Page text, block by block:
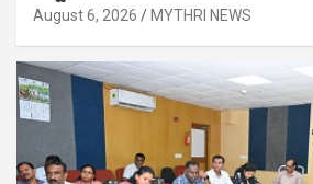
August 6, 2026 MYTHRI NEWS